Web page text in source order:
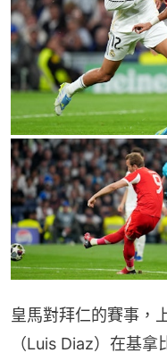
皇馬對拜仁的賽事，
（Luis Diaz）在基